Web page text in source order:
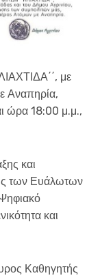
με
Αναπηρία,
ώρα 18:00 μ.μ.,
και
των Ευάλωτων
και
Καθηγητής